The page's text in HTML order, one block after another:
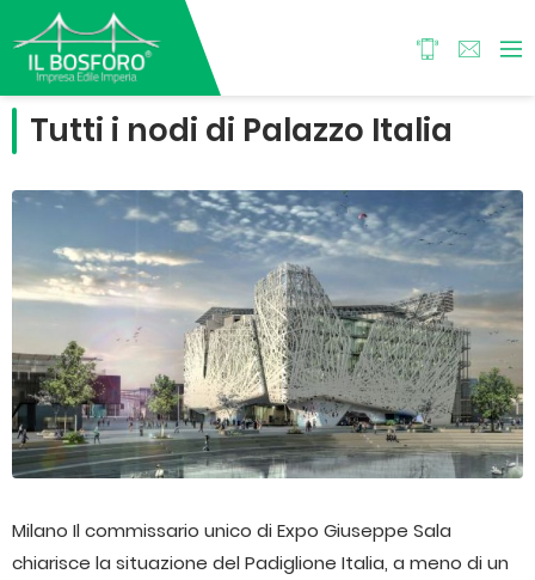
Tutti i nodi di Palazzo Italia
Milano Il commissario unico di Expo Giuseppe Sala
chiarisce la situazione del Padiglione Italia, a meno di un